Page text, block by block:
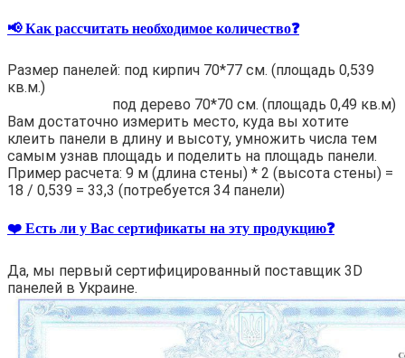
📢 Как рассчитать необходимое количество❓
Размер панелей: под кирпич 70*77 см. (площадь 0,539
кв.м.)
под дерево 70*70 см. (площадь 0,49 кв.м)
Вам достаточно измерить место, куда вы хотите
клеить панели в длину и высоту, умножить числа тем
самым узнав площадь и поделить на площадь панели.
Пример расчета: 9 м (длина стены) * 2 (высота стены) =
18 / 0,539 = 33,3 (потребуется 34 панели)
❤️ Есть ли у Вас сертификаты на эту продукцию❓
Да, мы первый сертифицированный поставщик 3D
панелей в Украине.